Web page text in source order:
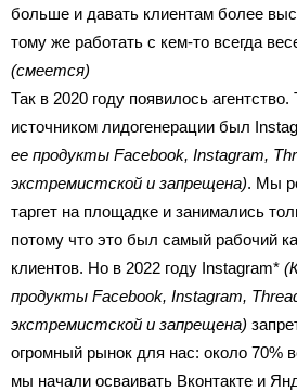
больше и давать клиентам более
тому же работать с кем-то всегда
(смеется)
Так в 2020 году появилось
источником лидогенерации был
ее продукты Facebook, Instagram,
экстремистской и запрещена). Мы
таргет на площадке и занимались
потому что это был самый рабочий
клиентов. Но в 2022 году Instagram*
продукты Facebook, Instagram,
экстремистской и запрещена)
огромный рынок для нас: около 70%
мы начали осваивать Вконтакте и